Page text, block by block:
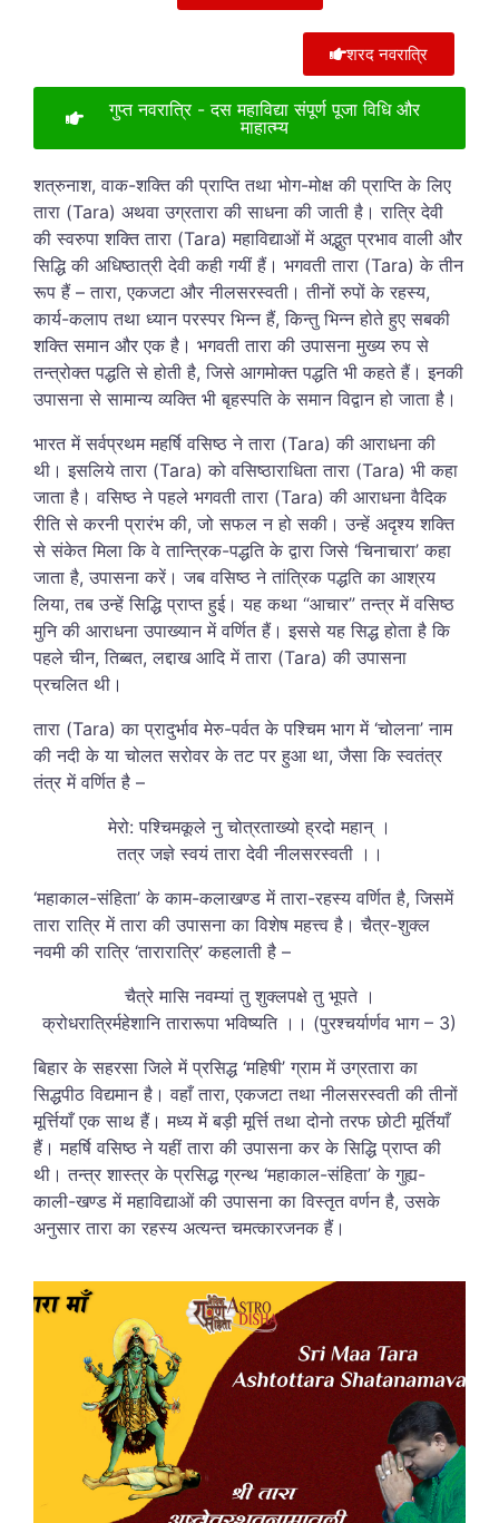
शरद नवरात्रि
गुप्त नवरात्रि - दस महाविद्या संपूर्ण पूजा विधि और
माहात्म्य
शत्रुनाश, वाक-शक्ति की प्राप्ति तथा भोग-मोक्ष की प्राप्ति के लिए
तारा (Tara) अथवा उग्रतारा की साधना की जाती है। रात्रि देवी
की स्वरुपा शक्ति तारा (Tara) महाविद्याओं में अद्भुत प्रभाव वाली और
सिद्धि की अधिष्ठात्री देवी कही गयीं हैं। भगवती तारा (Tara) के तीन
रूप हैं – तारा, एकजटा और नीलसरस्वती। तीनों रुपों के रहस्य,
कार्य-कलाप तथा ध्यान परस्पर भिन्न हैं, किन्तु भिन्न होते हुए सबकी
शक्ति समान और एक है। भगवती तारा की उपासना मुख्य रुप से
तन्त्रोक्त पद्धति से होती है, जिसे आगमोक्त पद्धति भी कहते हैं। इनकी
उपासना से सामान्य व्यक्ति भी बृहस्पति के समान विद्वान हो जाता है।
भारत में सर्वप्रथम महर्षि वसिष्ठ ने तारा (Tara) की आराधना की
थी। इसलिये तारा (Tara) को वसिष्ठाराधिता तारा (Tara) भी कहा
जाता है। वसिष्ठ ने पहले भगवती तारा (Tara) की आराधना वैदिक
रीति से करनी प्रारंभ की, जो सफल न हो सकी। उन्हें अदृश्य शक्ति
से संकेत मिला कि वे तान्त्रिक-पद्धति के द्वारा जिसे ‘चिनाचारा’ कहा
जाता है, उपासना करें। जब वसिष्ठ ने तांत्रिक पद्धति का आश्रय
लिया, तब उन्हें सिद्धि प्राप्त हुई। यह कथा “आचार” तन्त्र में वसिष्ठ
मुनि की आराधना उपाख्यान में वर्णित हैं। इससे यह सिद्ध होता है कि
पहले चीन, तिब्बत, लद्दाख आदि में तारा (Tara) की उपासना
प्रचलित थी।
तारा (Tara) का प्रादुर्भाव मेरु-पर्वत के पश्चिम भाग में ‘चोलना’ नाम
की नदी के या चोलत सरोवर के तट पर हुआ था, जैसा कि स्वतंत्र
तंत्र में वर्णित है –
मेरो: पश्चिमकूले नु चोत्रताख्यो ह्रदो महान् ।
तत्र जज्ञे स्वयं तारा देवी नीलसरस्वती ।।
‘महाकाल-संहिता’ के काम-कलाखण्ड में तारा-रहस्य वर्णित है, जिसमें
तारा रात्रि में तारा की उपासना का विशेष महत्त्व है। चैत्र-शुक्ल
नवमी की रात्रि ‘तारारात्रि’ कहलाती है –
चैत्रे मासि नवम्यां तु शुक्लपक्षे तु भूपते ।
क्रोधरात्रिर्महेशानि तारारूपा भविष्यति ।। (पुरश्चर्यार्णव भाग – 3)
बिहार के सहरसा जिले में प्रसिद्ध ‘महिषी’ ग्राम में उग्रतारा का
सिद्धपीठ विद्यमान है। वहाँ तारा, एकजटा तथा नीलसरस्वती की तीनों
मूर्त्तियाँ एक साथ हैं। मध्य में बड़ी मूर्त्ति तथा दोनो तरफ छोटी मूर्तियाँ
हैं। महर्षि वसिष्ठ ने यहीं तारा की उपासना कर के सिद्धि प्राप्त की
थी। तन्त्र शास्त्र के प्रसिद्ध ग्रन्थ ‘महाकाल-संहिता’ के गुह्य-
काली-खण्ड में महाविद्याओं की उपासना का विस्तृत वर्णन है, उसके
अनुसार तारा का रहस्य अत्यन्त चमत्कारजनक हैं।